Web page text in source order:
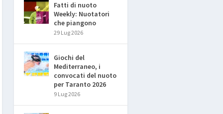
Fatti di nuoto
Weekly: Nuotatori
che piangono
29 Lug 2026
Giochi del
Mediterraneo, i
convocati del nuoto
per Taranto 2026
9 Lug 2026